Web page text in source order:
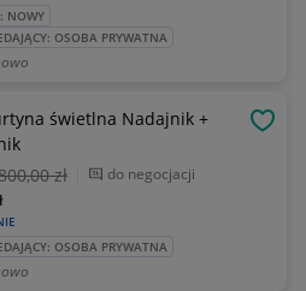
NOWY
OSOBA PRYWATNA
świetlna Nadajnik +
,00 zł do negocjacji
OSOBA PRYWATNA